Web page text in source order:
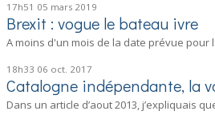
17h51 05 mars 2019
Brexit : vogue le bateau ivre
A moins d'un mois de la date prévue pour
18h33 06 oct. 2017
Catalogne indépendante, la
Dans un article d’aout 2013, j’expliquais